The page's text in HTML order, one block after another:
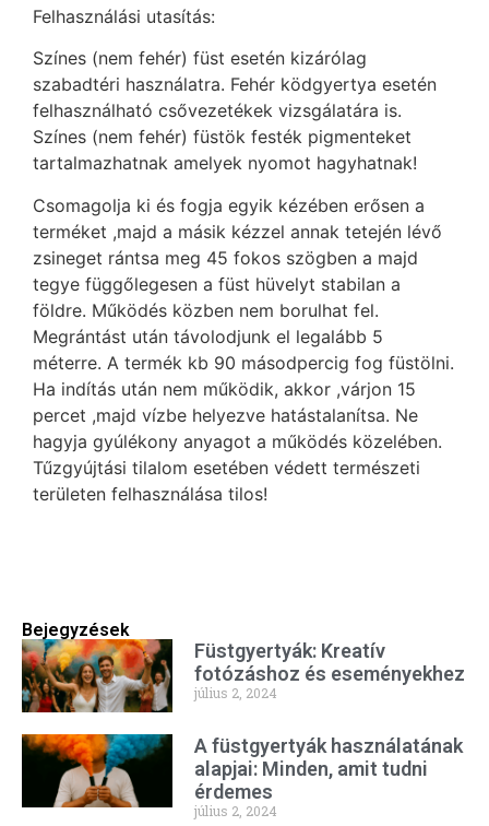
Felhasználási utasítás:
Színes (nem fehér) füst esetén kizárólag
szabadtéri használatra. Fehér ködgyertya esetén
felhasználható csővezetékek vizsgálatára is.
Színes (nem fehér) füstök festék pigmenteket
tartalmazhatnak amelyek nyomot hagyhatnak!
Csomagolja ki és fogja egyik kézében erősen a
terméket ,majd a másik kézzel annak tetején lévő
zsineget rántsa meg 45 fokos szögben a majd
tegye függőlegesen a füst hüvelyt stabilan a
földre. Működés közben nem borulhat fel.
Megrántást után távolodjunk el legalább 5
méterre. A termék kb 90 másodpercig fog füstölni.
Ha indítás után nem működik, akkor ,várjon 15
percet ,majd vízbe helyezve hatástalanítsa. Ne
hagyja gyúlékony anyagot a működés közelében.
Tűzgyújtási tilalom esetében védett természeti
területen felhasználása tilos!
Bejegyzések
Füstgyertyák: Kreatív
fotózáshoz és eseményekhez
július 2, 2024
A füstgyertyák használatának
alapjai: Minden, amit tudni
érdemes
július 2, 2024